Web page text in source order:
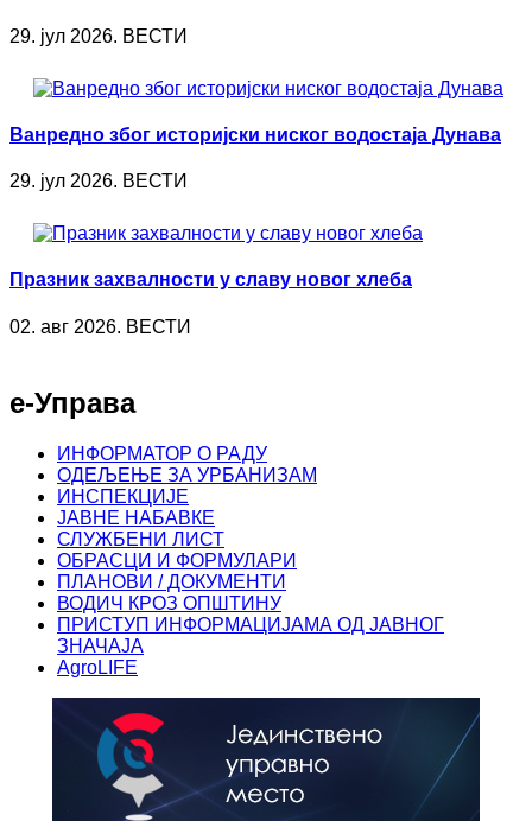
29. јул 2026. ВЕСТИ
Ванредно због историјски ниског водостаја Дунава
29. јул 2026. ВЕСТИ
Празник захвалности у славу новог хлеба
02. авг 2026. ВЕСТИ
е-Управа
ИНФОРМАТОР О РАДУ
ОДЕЉЕЊЕ ЗА УРБАНИЗАМ
ИНСПЕКЦИЈЕ
ЈАВНЕ НАБАВКЕ
СЛУЖБЕНИ ЛИСТ
ОБРАСЦИ И ФОРМУЛАРИ
ПЛАНОВИ / ДОКУМЕНТИ
ВОДИЧ КРОЗ ОПШТИНУ
ПРИСТУП ИНФОРМАЦИЈАМА ОД ЈАВНОГ
ЗНАЧАЈА
AgroLIFE